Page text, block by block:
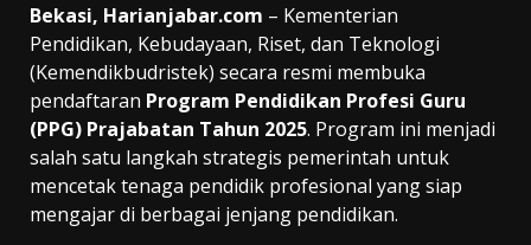
Bekasi, Harianjabar.com – Kementerian
Pendidikan, Kebudayaan, Riset, dan Teknologi
(Kemendikbudristek) secara resmi membuka
pendaftaran Program Pendidikan Profesi Guru
(PPG) Prajabatan Tahun 2025. Program ini menjadi
salah satu langkah strategis pemerintah untuk
mencetak tenaga pendidik profesional yang siap
mengajar di berbagai jenjang pendidikan.